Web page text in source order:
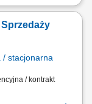
z klientami; Analiza
własnego
/ stacjonarna
/ kontrakt